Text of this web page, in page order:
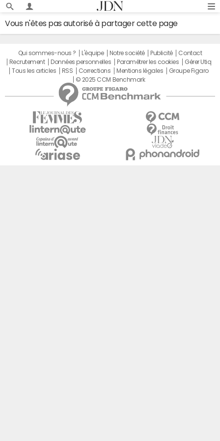
Vous n'êtes pas autorisé à partager cette page
Qui sommes-nous ? L'équipe Notre société Publicité
Contact
Recrutement
Données personnelles Paramétrer les cookies
Gérer Utiq
Tous les articles
RSS Corrections Mentions légales
Groupe Figaro
© 2025 CCM Benchmark